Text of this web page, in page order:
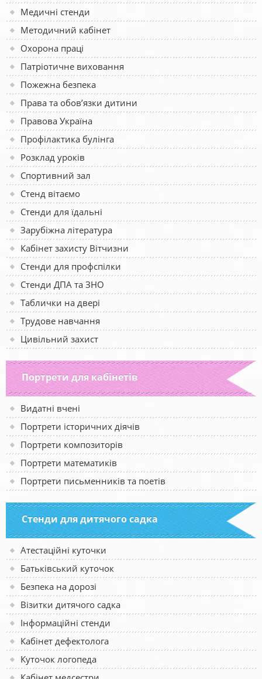
Медичні стенди
Методичний кабінет
Охорона праці
Патріотичне виховання
Пожежна безпека
Права та обов’язки дитини
Правова Україна
Профілактика булінга
Розклад уроків
Спортивний зал
Стенд вітаємо
Стенди для їдальні
Зарубіжна література
Кабінет захисту Вітчизни
Стенди для профспілки
Стенди ДПА та ЗНО
Таблички на двері
Трудове навчання
Цивільний захист
Портрети для кабінетів
Видатні вчені
Портрети історичних діячів
Портрети композиторів
Портрети математиків
Портрети письменників та поетів
Стенди для дитячого садка
Атестаційні куточки
Батьківський куточок
Безпека на дорозі
Візитки дитячого садка
Інформаційні стенди
Кабінет дефектолога
Куточок логопеда